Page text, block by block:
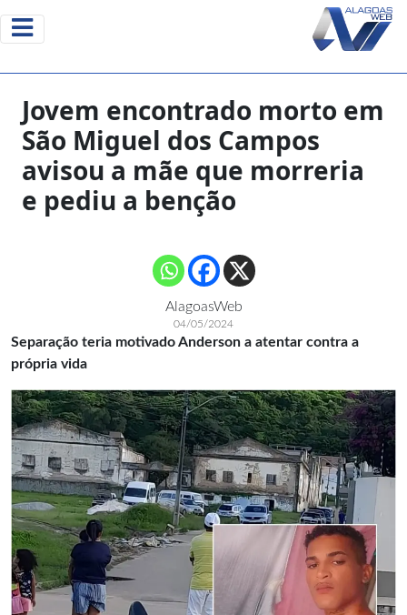
Jovem encontrado morto em
São Miguel dos Campos
avisou a mãe que morreria
e pediu a benção
AlagoasWeb
04/05/2024
Separação teria motivado Anderson a atentar contra a
própria vida